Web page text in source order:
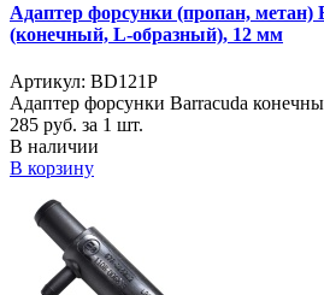
Адаптер форсунки (пропан, метан)
(конечный, L-образный), 12 мм
Артикул: BD121P
Адаптер форсунки Barracuda
285 руб. за 1 шт.
В наличии
В корзину